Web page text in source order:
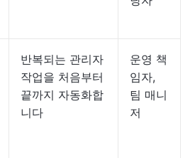
반복되는 관리자
작업을 처음부터
끝까지 자동화합
니다
운영 책
임자,
팀 매니
저